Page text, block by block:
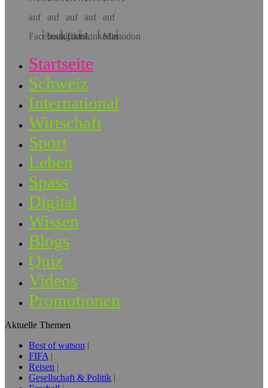
Hol dir die App!
Startseite
Schweiz
International
Wirtschaft
Sport
Leben
Spass
Digital
Wissen
Blogs
Quiz
Videos
Promotionen
Aktuelle Themen
Best of watson
FIFA
Reisen
Gesellschaft & Politik